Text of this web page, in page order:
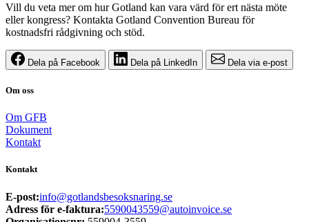
Vill du veta mer om hur Gotland kan vara värd för ert nästa möte
eller kongress? Kontakta Gotland Convention Bureau för
kostnadsfri rådgivning och stöd.
Dela på Facebook Dela på LinkedIn Dela via e-post
Om oss
Om GFB
Dokument
Kontakt
Kontakt
E-post:info@gotlandsbesoksnaring.se
Adress för e-faktura:5590043559@autoinvoice.se